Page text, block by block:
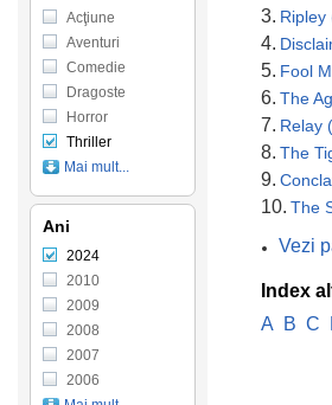
3. Ripley
4.
5. Fool
6. The
7. Relay
8. The
9.
10. The
Vezi
Index
A
B C
Acţiune
Aventuri
Comedie
Dragoste
Horror
Thriller
Mai mult...
Ani
2024
2010
2009
2008
2007
2006